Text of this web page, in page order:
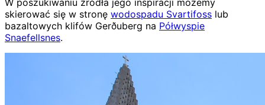
skierować się w stronę wodospadu Svartifoss lub
bazaltowych klifów Gerðuberg na Półwyspie
Snaefellsnes.